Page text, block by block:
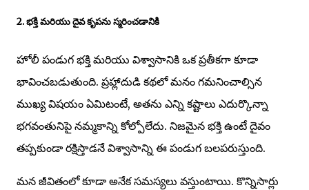
2. భక్తి మరియు దైవ కృపను స్మరించడానికి
హోలీ పండుగ భక్తి మరియు విశ్వాసానికి ఒక ప్రతీకగా కూడా
భావించబడుతుంది. ప్రహ్లాదుడి కథలో మనం గమనించాల్సిన
ముఖ్య విషయం ఏమిటంటే, అతను ఎన్ని కష్టాలు ఎదుర్కొన్నా
భగవంతునిపై నమ్మకాన్ని కోల్పోలేదు. నిజమైన భక్తి ఉంటే దైవం
తప్పకుండా రక్షిస్తాడనే విశ్వాసాన్ని ఈ పండుగ బలపరుస్తుంది.
మన జీవితంలో కూడా అనేక సమస్యలు వస్తుంటాయి. కొన్నిసార్లు